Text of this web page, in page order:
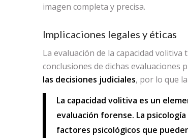
imagen completa y precisa.
Implicaciones legales y éticas
La evaluación de la capacidad
conclusiones de dichas evaluaciones
las decisiones judiciales, por lo que
La capacidad volitiva es un
evaluación forense. La
factores psicológicos que